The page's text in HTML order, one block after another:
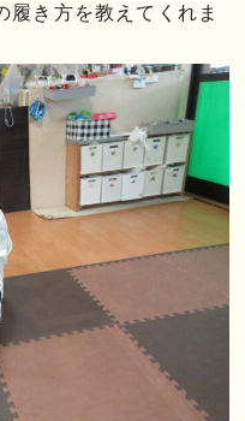
履き方を教えてくれま